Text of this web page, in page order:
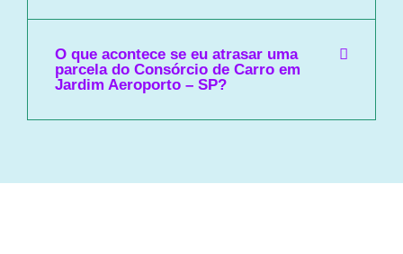
O que acontece se eu atrasar uma
parcela do Consórcio de Carro em
Jardim Aeroporto – SP?